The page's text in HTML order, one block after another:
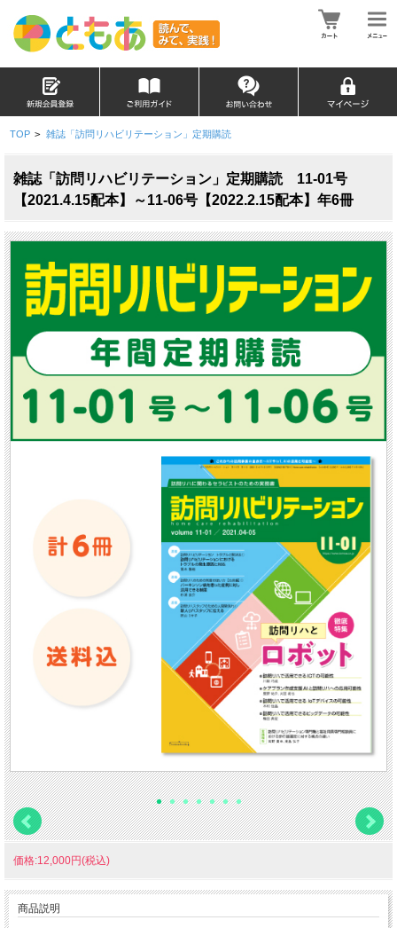
TOP > 雑誌「訪問リハビリテーション」定期購読
雑誌「訪問リハビリテーション」定期購読 11-01号
【2021.4.15配本】～11-06号【2022.2.15配本】年6冊
価格:12,000円(税込)
商品説明